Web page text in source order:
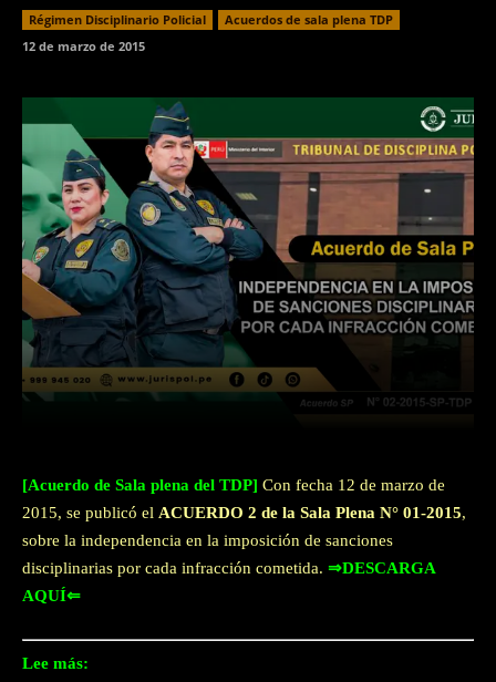
Régimen Disciplinario Policial
Acuerdos de sala plena TDP
12 de marzo de 2015
WhatsApp
[Acuerdo de Sala plena del TDP] Con fecha 12 de marzo de
2015, se publicó el ACUERDO 2 de la Sala Plena N° 01-2015,
sobre la independencia en la imposición de sanciones
disciplinarias por cada infracción cometida. ⇒DESCARGA
AQUÍ⇐
Lee más: